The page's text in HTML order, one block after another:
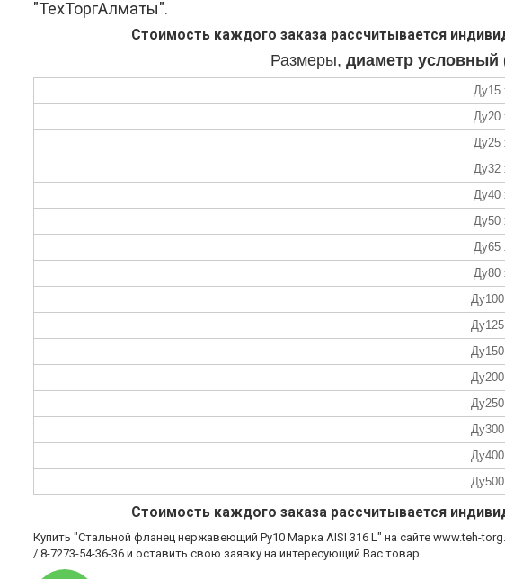
"ТехТоргАлматы".
Стоимость каждого заказа рассчитывается
Размеры, диаметр условный
Ду15
Ду20
Ду25
Ду32
Ду40
Ду50
Ду65
Ду80
Стоимость каждого заказа рассчитывается
Купить "Стальной фланец нержавеющий Ру10 Марка AISI 316 L" на сайте www.teh-
/ 8-7273-54-36-36 и оставить свою заявку на интересующий Вас товар.